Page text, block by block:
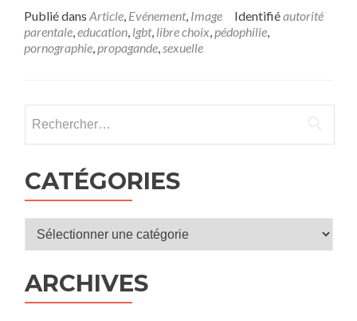
plus
:
question »,
Publié dans Article, Evénement, Image Identifiéautorité
parentale,education, lgbt, libre choix,pédophilie,
pornographie,propagande,sexuelle
CATÉGORIES
Catégories
ARCHIVES